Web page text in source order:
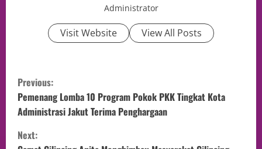
Administrator
Visit Website View All Posts
Previous:
Pemenang Lomba 10 Program Pokok PKK Tingkat Kota
Administrasi Jakut Terima Penghargaan
Next: